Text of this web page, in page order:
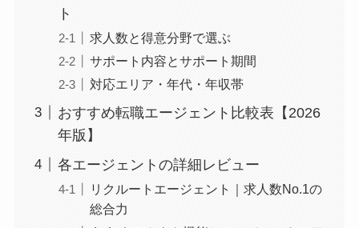
ト
求人数と得意分野で選ぶ
サポート内容とサポート期間
対応エリア・年代・年収帯
おすすめ転職エージェント比較表【2026
年版】
各エージェントの詳細レビュー
リクルートエージェント｜求人数No.1の
総合力